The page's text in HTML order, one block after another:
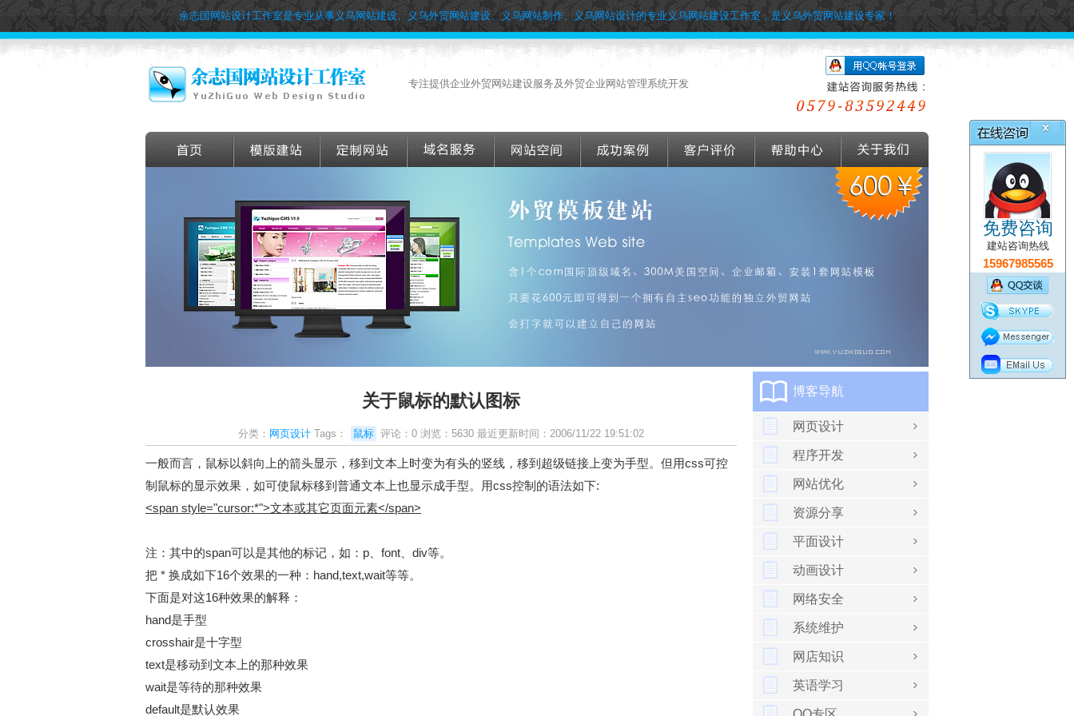
余志国网站设计工作室是专业从事义乌网站建设、义乌外贸网站建设、义乌网站制作、义乌网站设计的专业义乌网站建设工作室，是义乌外贸网站建设专家！
专注提供企业外贸网站建设服务及外贸企业网站管理系统开发
关于鼠标的默认图标
分类： 网页设计 Tags： 鼠标 评论：0 浏览：5630 最近更新时间：2006/11/22 19:51:02
一般而言，鼠标以斜向上的箭头显示，移到文本上时变为有头的竖线，移到超级链接上变为手型。但用css可控
制鼠标的显示效果，如可使鼠标移到普通文本上也显示成手型。用css控制的语法如下:
<span style="cursor:*">文本或其它页面元素</span>
注：其中的span可以是其他的标记，如：p、font、div等。
把 * 换成如下16个效果的一种：hand,text,wait等等。
下面是对这16种效果的解释：
hand是手型
crosshair是十字型
text是移动到文本上的那种效果
wait是等待的那种效果
default是默认效果
博客导航
网页设计
程序开发
网站优化
资源分享
平面设计
动画设计
网络安全
系统维护
网店知识
英语学习
免费咨询
建站咨询热线
15967985565